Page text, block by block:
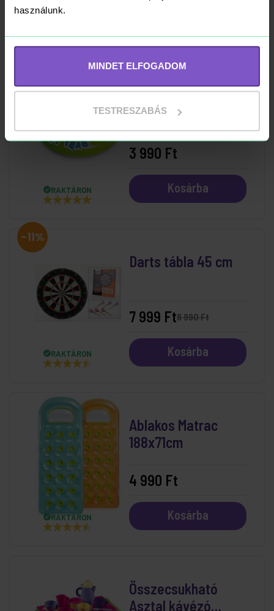
használunk.
MINDET ELFOGADOM
TESTRESZABÁS
RAKTÁRON
Beülős Bébiúszó 76
cm
3 990 Ft
Kosárba
-11%
RAKTÁRON
Darts tábla 45 cm
8 990 Ft
7 999 Ft
Kosárba
RAKTÁRON
Ablakos Matrac
188x71cm
4 990 Ft
Kosárba
Összecsukható
Asztal kávézó